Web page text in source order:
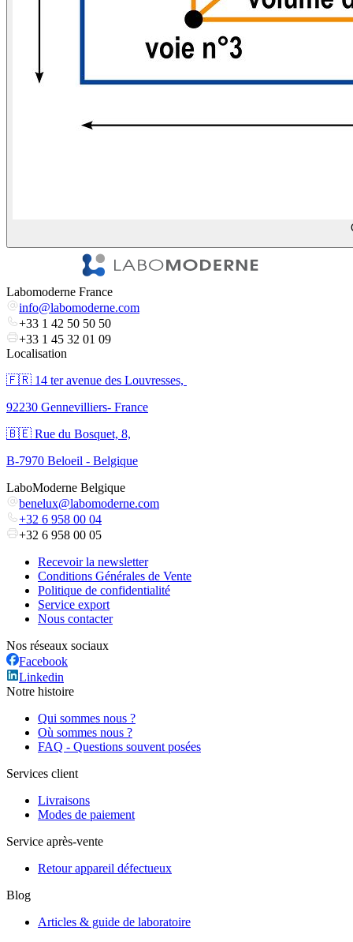
Labomoderne France
info@labomoderne.com
+33 1 42 50 50 50
+33 1 45 32 01 09
Localisation
🇫🇷 ​14 ter avenue des Louvresses,
92230 Gennevilliers- France
🇧🇪 Rue du Bosquet, 8,
B-7970 Beloeil - Belgique
LaboModerne Belgique
benelux@labomoderne.com
+32 6 958 00 04
+32 6 958 00 05
Recevoir la newsletter
Conditions Générales de Vente
Politique de confidentialité
Service export
Nous contacter
Nos réseaux sociaux
Facebook
Linkedin
Notre histoire
Qui sommes nous ?
Où sommes nous ?
FAQ - Questions souvent posées
Services client
Livraisons
Modes de paiement
Service après-vente
Retour appareil défectueux
Blog
Articles & guide de laboratoire